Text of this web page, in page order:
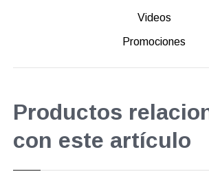
Videos
Promociones
Productos
con este artículo